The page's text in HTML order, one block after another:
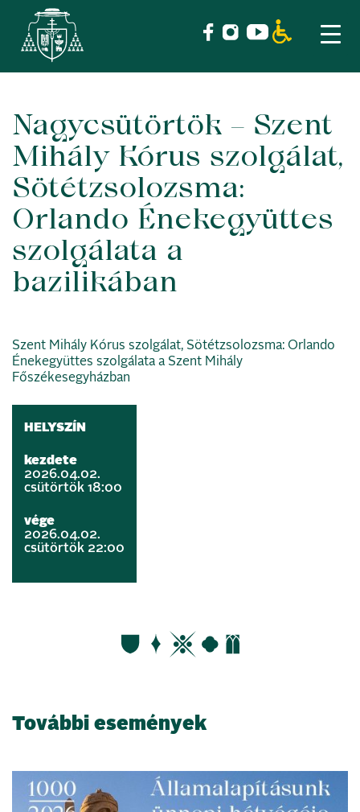
Skip
content
Nagycsütörtök – Szent
Mihály Kórus szolgálat,
Sötétzsolozsma:
Orlando Énekegyüttes
szolgálata a
bazilikában
Szent Mihály Kórus szolgálat, Sötétzsolozsma: Orlando
Énekegyüttes szolgálata a Szent Mihály
Főszékesegyházban
HELYSZÍN
kezdete
2026.04.02.
csütörtök 18:00
vége
2026.04.02.
csütörtök 22:00
További események